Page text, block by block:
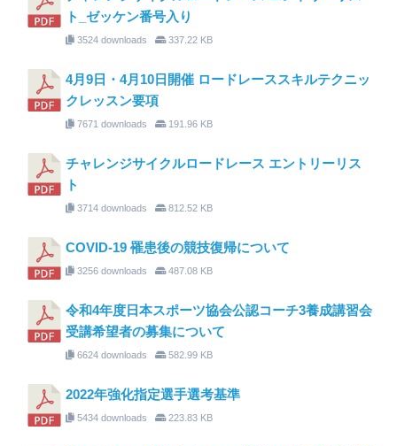
ト_ゼッケン番号入り
3524 downloads 337.22 KB
4月9日・4月10日開催 ロードレーススキルテクニッ
クレッスン要項
7671 downloads 191.96 KB
チャレンジサイクルロードレース エントリーリス
ト
3714 downloads 812.52 KB
COVID-19 罹患後の競技復帰について
3256 downloads 487.08 KB
令和4年度日本スポーツ協会公認コーチ3養成講習会
受講希望者の募集について
6624 downloads 582.99 KB
2022年強化指定選手選考基準
5434 downloads 223.83 KB